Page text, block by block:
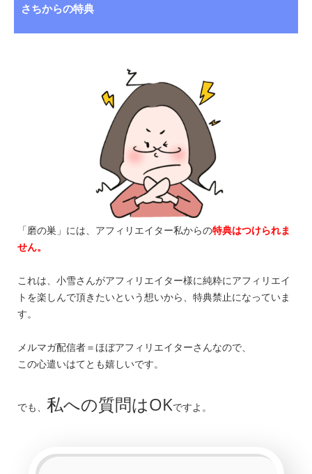
さちからの特典
「磨の巣」には、アフィリエイター私からの特典はつけられま
せん。
これは、小雪さんがアフィリエイター様に純粋にアフィリエイ
トを楽しんで頂きたいという想いから、特典禁止になっていま
す。
メルマガ配信者＝ほぼアフィリエイターさんなので、
この心遣いはてとも嬉しいです。
でも、 私への質問はOKですよ。